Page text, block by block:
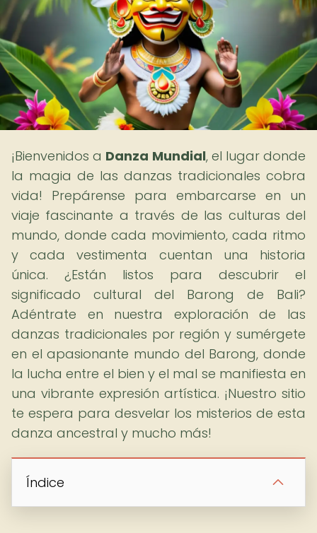
¡Bienvenidos a Danza Mundial, el lugar donde
la magia de las danzas tradicionales cobra
vida! Prepárense para embarcarse en un
viaje fascinante a través de las culturas del
mundo, donde cada movimiento, cada ritmo
y cada vestimenta cuentan una historia
única. ¿Están listos para descubrir el
significado cultural del Barong de Bali?
Adéntrate en nuestra exploración de las
danzas tradicionales por región y sumérgete
en el apasionante mundo del Barong, donde
la lucha entre el bien y el mal se manifiesta en
una vibrante expresión artística. ¡Nuestro sitio
te espera para desvelar los misterios de esta
danza ancestral y mucho más!
Índice